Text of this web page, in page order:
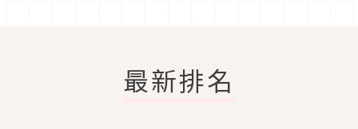
最新排名